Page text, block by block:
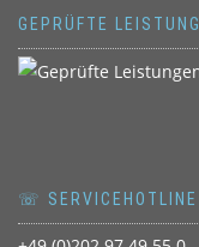
GEPRÜFTE LEISTUNG
☏ SERVICEHOTLINE